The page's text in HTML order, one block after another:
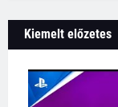
Kiemelt előzetes